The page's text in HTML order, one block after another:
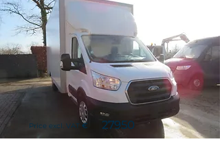
Price excl. VAT € 27950